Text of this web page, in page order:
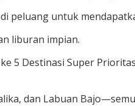
peluang untuk
liburan impian.
5 Destinasi Super
dan Labuan